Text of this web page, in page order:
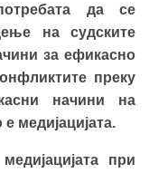
да се
на судските
за ефикасно
преку
начини на
медијацијата.
при